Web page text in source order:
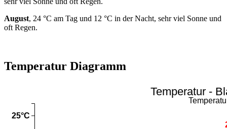
August, 24 °C am Tag und 12 °C in der Nacht, sehr viel Sonne und
oft Regen.
Temperatur Diagramm